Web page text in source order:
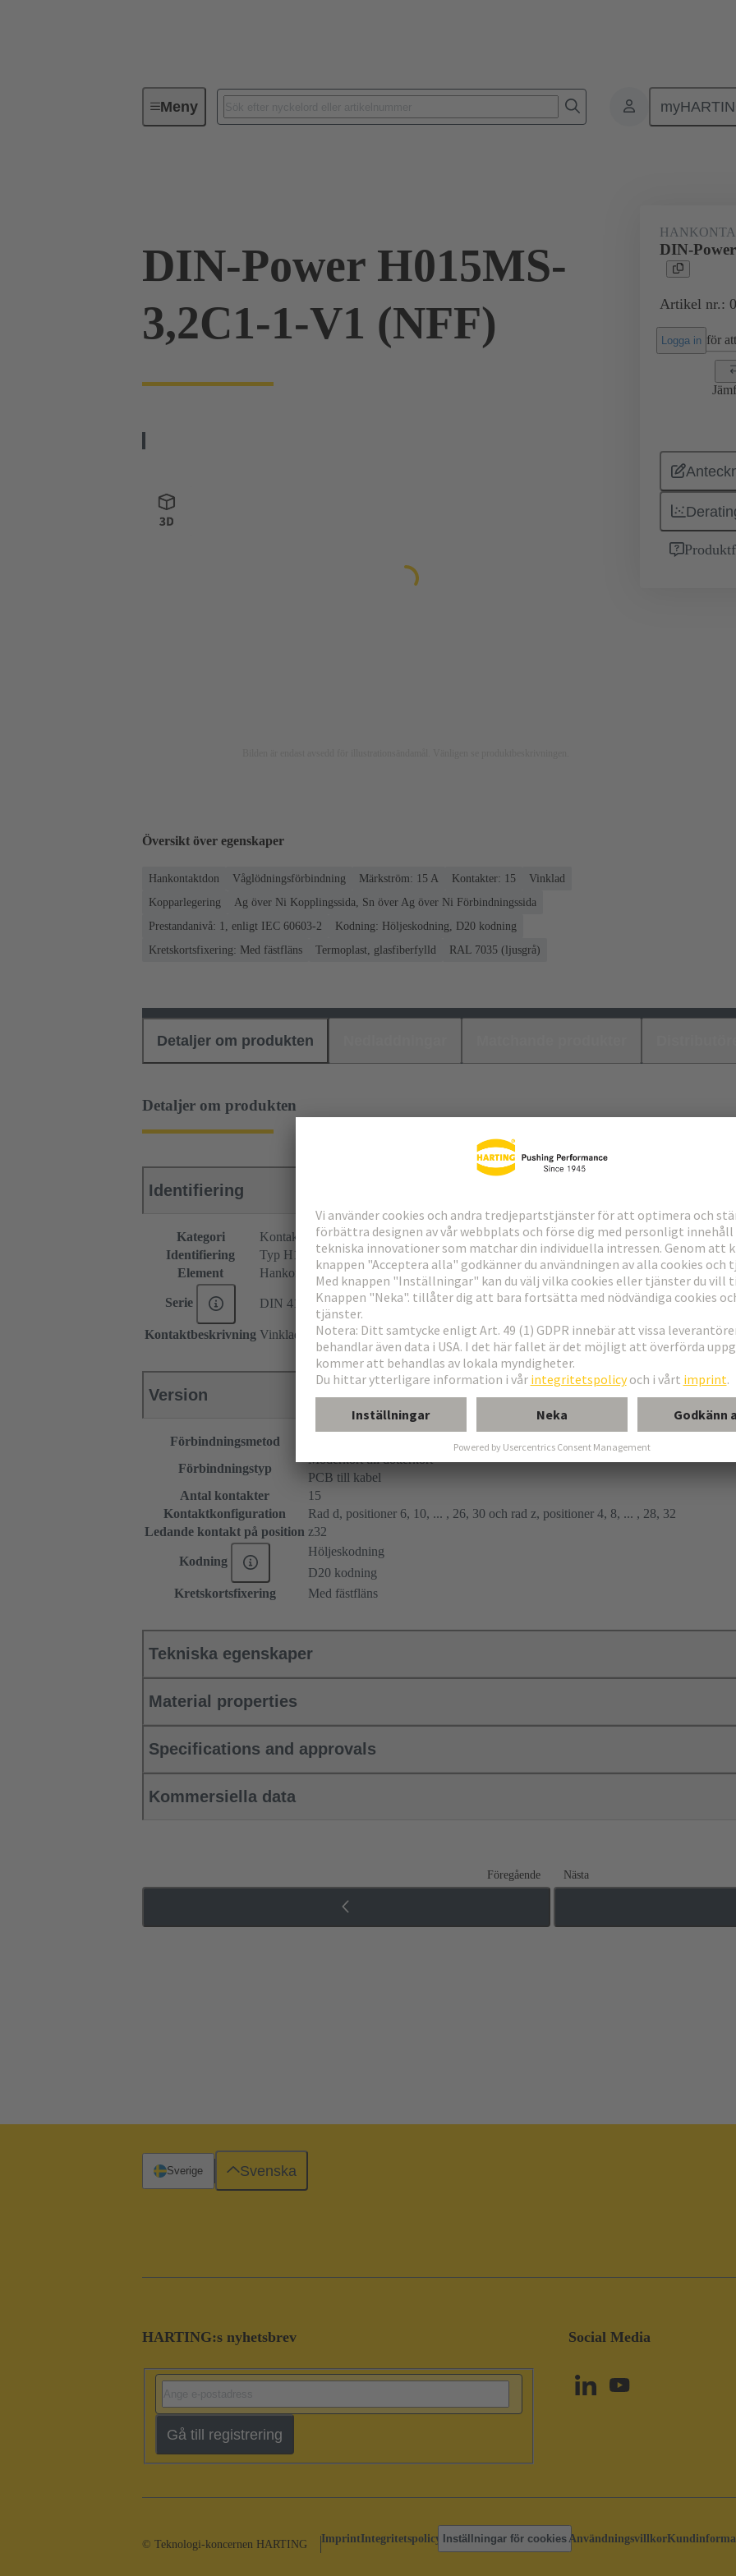
MenyFörbindningsteknik Produkter Förbindning
DIN-Power H015MS-
3,2C1-1-V1 (NFF)
DIN-
Artikel nr.:
Logga in för
Översikt över egenskaper
Hankontaktdon Våglödningsförbindning Märkström: ‌15 A Kontakter: 15
Vinklad
Kopparlegering
Ag över Ni Kopplingssida, Sn över Ag över Ni Förbindningssida
Prestandanivå: 1, enligt IEC 60603-2
Kodning: Höljeskodning, D20 kodning
Kretskortsfixering: Med fästfläns
Termoplast, glasfiberfylld RAL 7035 (ljusgrå)
Detaljer om produkten
Detaljer om produkten
Identifiering
Kategori
Kontaktdon
Identifiering
Typ H15
Element
Hankontaktdon
Serie DIN 41612
Kontaktbeskrivning Vinklad
Version
Förbindningsmetod
Förbindningstyp
Moderkort till dotterkort
PCB till kabel
Antal kontakter
15
Kontaktkonfiguration
Rad d, positioner 6, 10, ... , 26, 30 och rad z, positioner 4, 8, ... , 28, 32
Ledande kontakt på position z32
Kodning
Höljeskodning
D20 kodning
Kretskortsfixering
Med fästfläns
Tekniska egenskaper
Material properties
Specifications and approvals
Kommersiella data
Föregående Nästa
HARTING:s nyhetsbrev
Gå till registrering
Social Media
Sverige Svenska
© Teknologi-koncernen HARTING ImprintIntegritetspolicy Inställningar för cookiesAnvändningsvillkor